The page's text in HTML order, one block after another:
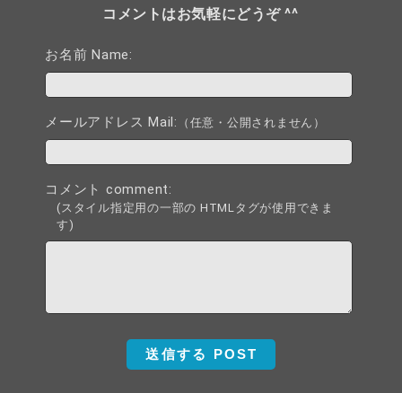
コメントはお気軽にどうぞ ^^
お名前 Name:
メールアドレス Mail: （任意・公開されません）
コメント comment:
(スタイル指定用の一部の HTML タグが使用できま
す)